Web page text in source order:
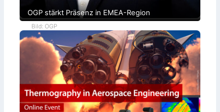
OGP stärkt Präsenz in EMEA-Region
Bild: OGP